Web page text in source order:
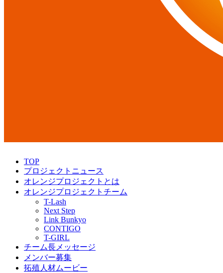
TOP
プロジェクトニュース
オレンジプロジェクトとは
オレンジプロジェクトチーム
T-Lash
Next Step
Link Bunkyo
CONTIGO
T-GIRL
チーム長メッセージ
メンバー募集
拓殖人材ムービー